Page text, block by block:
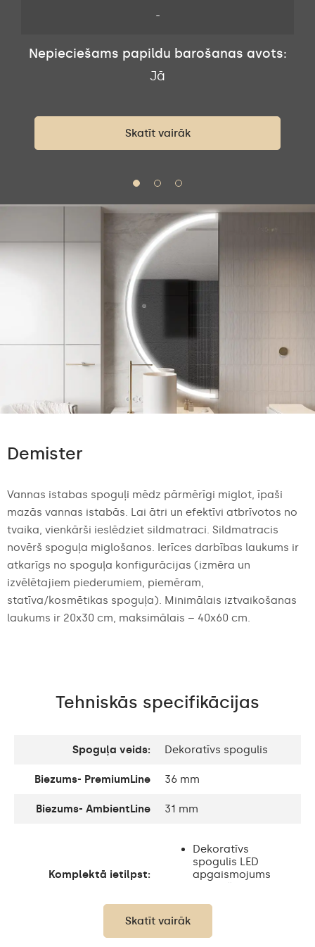
-
Nepieciešams papildu barošanas avots:
Jā
Skatīt vairāk
Demister
Vannas istabas spoguļi mēdz pārmērīgi miglot, īpaši
mazās vannas istabās. Lai ātri un efektīvi atbrīvotos no
tvaika, vienkārši ieslēdziet sildmatraci. Sildmatracis
novērš spoguļa miglošanos. Ierīces darbības laukums ir
atkarīgs no spoguļa konfigurācijas (izmēra un
izvēlētajiem piederumiem, piemēram,
statīva/kosmētikas spoguļa). Minimālais iztvaikošanas
laukums ir 20x30 cm, maksimālais – 40x60 cm.
Tehniskās specifikācijas
Spoguļa veids: Dekoratīvs spogulis
Biezums- PremiumLine 36 mm
Biezums- AmbientLine 31 mm
Komplektā ietilpst:
Dekoratīvs
spogulis LED
apgaismojums
Stikla paneļa biezums: 4 mm
Skatīt vairāk